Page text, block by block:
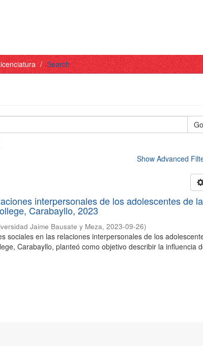
Search
Go
Show Advanced
interpersonales de los adolescentes de la
Carabayllo, 2023
Jaime Bausate y Meza,2023-09-26)
sociales en las relaciones interpersonales de los
Carabayllo, planteó como objetivo describir la influencia